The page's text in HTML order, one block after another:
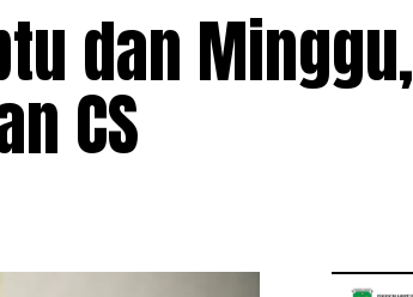
dan Minggu,
CS